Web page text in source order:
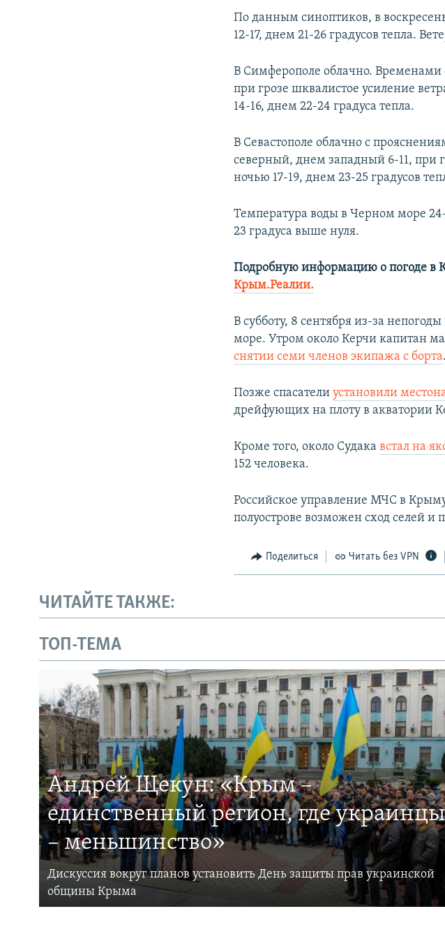
По данным синоптиков, в
12-17, днем 21-26 градусов тепла.
В Симферополе облачно. Временами
при грозе шквалистое усиление
14-16, днем 22-24 градуса тепла.
В Севастополе облачно с
северный, днем западный 6-11, при
ночью 17-19, днем 23-25 градусов
Температура воды в Черном море
23 градуса выше нуля.
Подробную информацию о погоде
Крым.Реалии.
В субботу, 8 сентября из-за
море. Утром около Керчи капитан
снятии семи членов экипажа с борта
Позже спасателиустановили
дрейфующих на плоту в акватории
Кроме того, около Судакавстал на
152 человека.
Российское управление МЧС в
полуострове возможен сход селей и
Поделиться Читать без VPN
ЧИТАЙТЕ ТАКЖЕ:
ТОП-ТЕМА
Андрей Щекун: «Крым –
единственный регион, где украинцы
– меньшинство»
Дискуссия вокруг планов установить День защиты прав украинской
общины Крыма